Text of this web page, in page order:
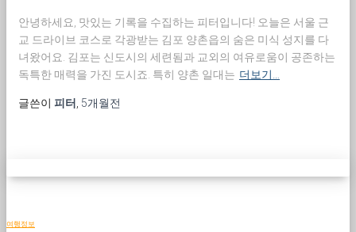
안녕하세요, 맛있는 기록을 수집하는 피터입니다! 오늘은 서울 근
교 드라이브 코스로 각광받는 김포 양촌읍의 숨은 미식 성지를 다
녀왔어요. 김포는 신도시의 세련됨과 교외의 여유로움이 공존하는
독특한 매력을 가진 도시죠. 특히 양촌 일대는 더보기…
글쓴이 피터 5개월전
여행정보